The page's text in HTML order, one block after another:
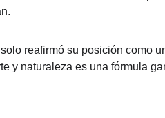
reafirmó su posición como
y naturaleza es una fórmula